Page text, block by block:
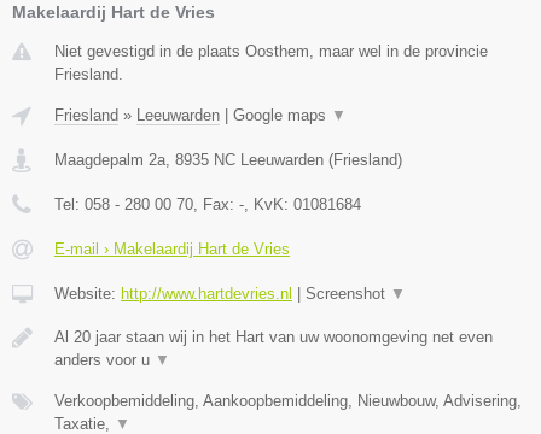
Makelaardij Hart de Vries
Niet gevestigd in de plaats Oosthem, maar wel in de provincie
Friesland.
Friesland » Leeuwarden | Google maps ▼
Maagdepalm 2a 8935 NC Leeuwarden (Friesland)
Tel: 058 - 280 00 70 , Fax: - , KvK: 01081684
E-mail › Makelaardij Hart de Vries
Website: http://www.hartdevries.nl | Screenshot ▼
Al 20 jaar staan wij in het Hart van uw woonomgeving net even
anders voor u ▼
Verkoopbemiddeling, Aankoopbemiddeling, Nieuwbouw, Advisering,
Taxatie,
▼